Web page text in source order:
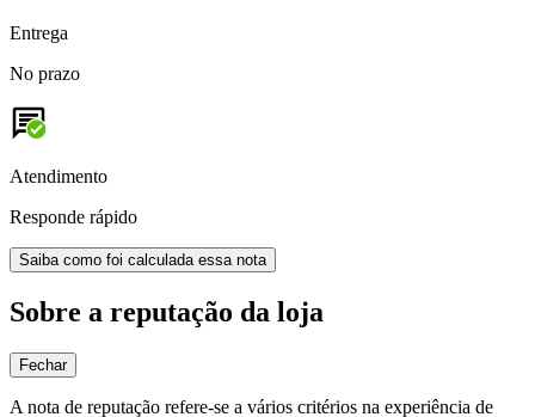
Entrega
No prazo
Atendimento
Responde rápido
Saiba como foi calculada essa nota
Sobre a reputação da loja
Fechar
A nota de reputação refere-se a vários critérios na experiência de